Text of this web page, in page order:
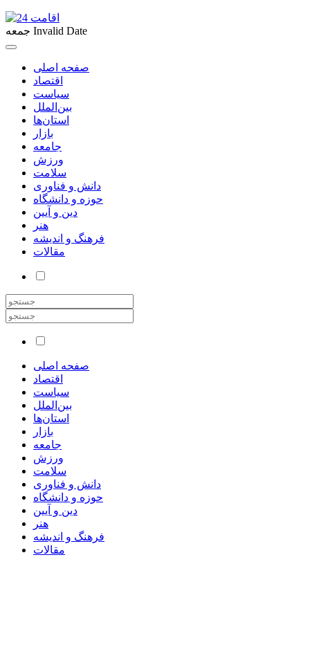
جمعه Invalid Date
صفحه اصلی
اقتصاد
سیاست
بین‌الملل
استان‌ها
بازار
جامعه
ورزش
سلامت
دانش و فناوری
حوزه و دانشگاه
دین و آیین
هنر
فرهنگ و اندیشه
مقالات
صفحه اصلی
اقتصاد
سیاست
بین‌الملل
استان‌ها
بازار
جامعه
ورزش
سلامت
دانش و فناوری
حوزه و دانشگاه
دین و آیین
هنر
فرهنگ و اندیشه
مقالات